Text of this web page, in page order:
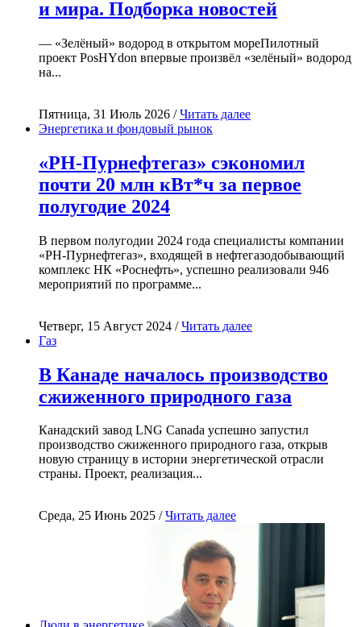
и мира. Подборка новостей
— «Зелёный» водород в открытом мореПилотный
проект PosHYdon впервые произвёл «зелёный» водород
на...
Пятница, 31 Июль 2026 /Читать далее
Энергетика и фондовый рынок
«РН-Пурнефтегаз» сэкономил
почти 20 млн кВт*ч за первое
полугодие 2024
В первом полугодии 2024 года специалисты компании
«РН-Пурнефтегаз», входящей в нефтегазодобывающий
комплекс НК «Роснефть», успешно реализовали 946
мероприятий по программе...
Четверг, 15 Август 2024 /Читать далее
Газ
В Канаде началось производство
сжиженного природного газа
Канадский завод LNG Canada успешно запустил
производство сжиженного природного газа, открыв
новую страницу в истории энергетической отрасли
страны. Проект, реализация...
Среда, 25 Июнь 2025 /Читать далее